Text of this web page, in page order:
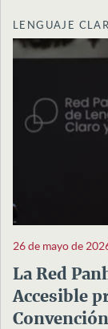
LENGUAJE
26 de mayo de
La Red
Accesible